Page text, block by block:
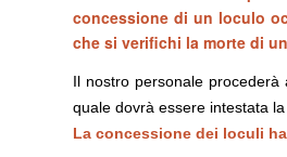
concessione di un loculo
che si verifichi la morte di
Il nostro personale procederà
quale dovrà essere intestata
La concessione dei loculi